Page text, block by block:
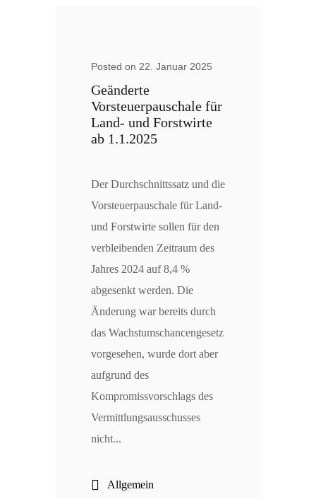
Posted on 22. Januar 2025
Geänderte
Vorsteuerpauschale für
Land- und Forstwirte
ab 1.1.2025
Der Durchschnittssatz und die
Vorsteuerpauschale für Land-
und Forstwirte sollen für den
verbleibenden Zeitraum des
Jahres 2024 auf 8,4 %
abgesenkt werden. Die
Änderung war bereits durch
das Wachstumschancengesetz
vorgesehen, wurde dort aber
aufgrund des
Kompromissvorschlags des
Vermittlungsausschusses
nicht...
Allgemein